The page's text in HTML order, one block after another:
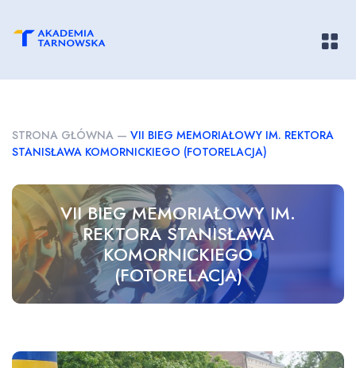
STRONA GŁÓWNA — VII BIEG MEMORIAŁOWY IM. REKTORA
STANISŁAWA KOMORNICKIEGO (FOTORELACJA)
VII BIEG MEMORIAŁOWY IM.
REKTORA STANISŁAWA
KOMORNICKIEGO
(FOTORELACJA)